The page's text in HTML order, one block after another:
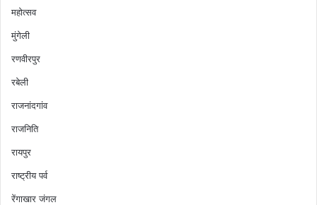
महोत्सव
मुंगेली
रणवीरपुर
रबेली
राजनांदगांव
राजनिति
रायपुर
राष्ट्रीय पर्व
रेंगाखार जंगल